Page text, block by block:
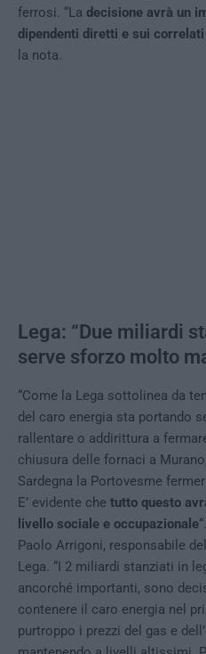
ferrosi. “La decisione avrà un
dipendenti diretti e sui
la nota.
Lega: “Due miliardi
serve sforzo molto
“Come la Lega sottolinea da
del caro energia sta portando
rallentare o addirittura a
chiusura delle fornaci a
Sardegna la Portovesme
E’ evidente che tutto questo
livello sociale e occupazionale
Paolo Arrigoni, responsabile
Lega. “I 2 miliardi stanziati in
ancorché importanti, sono
contenere il caro energia nel
purtroppo i prezzi del gas e